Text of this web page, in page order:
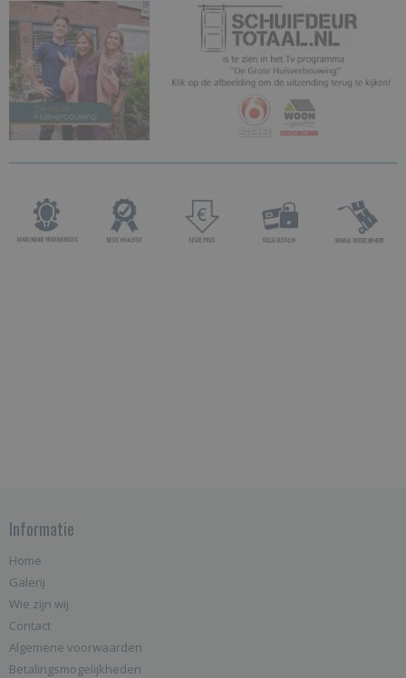
Informatie
Home
Galerij
Wie zijn wij
Contact
Algemene voorwaarden
Betalingsmogelijkheden